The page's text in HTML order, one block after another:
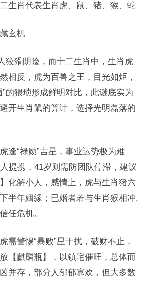
生肖代表生肖虎、鼠、猪、猴、蛇
玄机
狡猾阴险，而十二生肖中，生肖虎
相反，虎为百兽之王，目光如炬，
”的猥琐形成鲜明对比，此谜底实为
开生肖鼠的算计，选择光明磊落的
逢“禄勋”吉星，事业运势极为难
提携，41岁则需防团队停滞，建议
化解小人，感情上，虎与生肖猪六
半年姻缘；已婚者若与生肖猴相冲,
任危机。
需警惕“暴败”星干扰，破财不止，
【麒麟瓶】，以镇宅催旺，总体而
并存，部分人郁郁寡欢，但大多数